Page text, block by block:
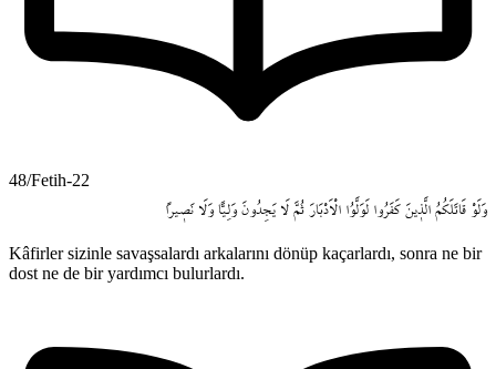
48/Fetih-22
وَلَوْ قَاتَلَكُمُ الَّذ۪ينَ كَفَرُوا لَوَلَّوُا الْاَدْبَارَ ثُمَّ لَا يَجِدُونَ وَلِياًّ وَلَا نَص۪يراً
Kâfirler sizinle savaşsalardı arkalarını dönüp kaçarlardı, sonra ne bir
dost ne de bir yardımcı bulurlardı.